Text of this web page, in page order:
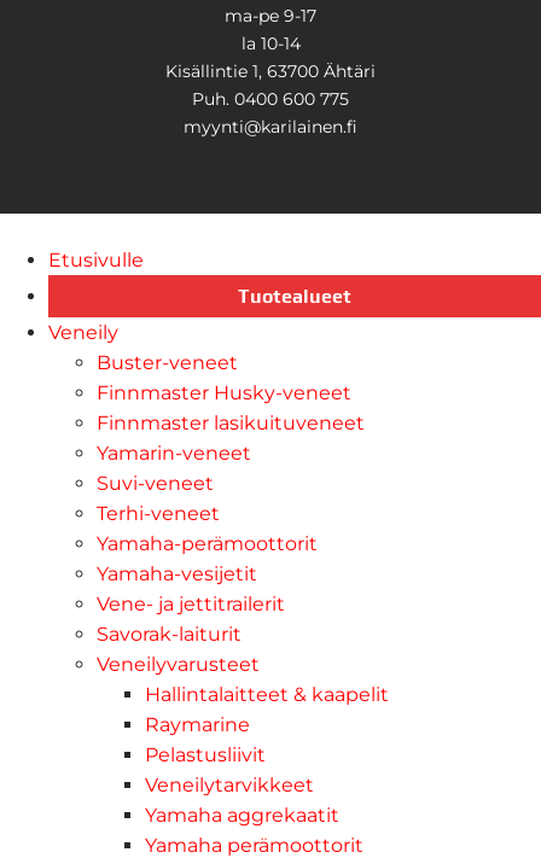
ma-pe 9-17
la 10-14
Kisällintie 1, 63700 Ähtäri
Puh. 0400 600 775
myynti@karilainen.fi
Etusivulle
Tuotealueet
Veneily
Buster-veneet
Finnmaster Husky-veneet
Finnmaster lasikuituveneet
Yamarin-veneet
Suvi-veneet
Terhi-veneet
Yamaha-perämoottorit
Yamaha-vesijetit
Vene- ja jettitrailerit
Savorak-laiturit
Veneilyvarusteet
Hallintalaitteet & kaapelit
Raymarine
Pelastusliivit
Veneilytarvikkeet
Yamaha aggrekaatit
Yamaha perämoottorit